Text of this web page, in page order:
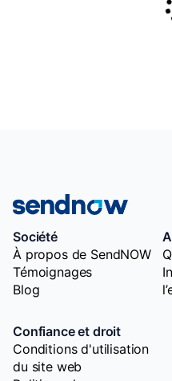
Société
À propos de SendNOW
Témoignages
Blog
Confiance et droit
Conditions d'utilisation
du site web